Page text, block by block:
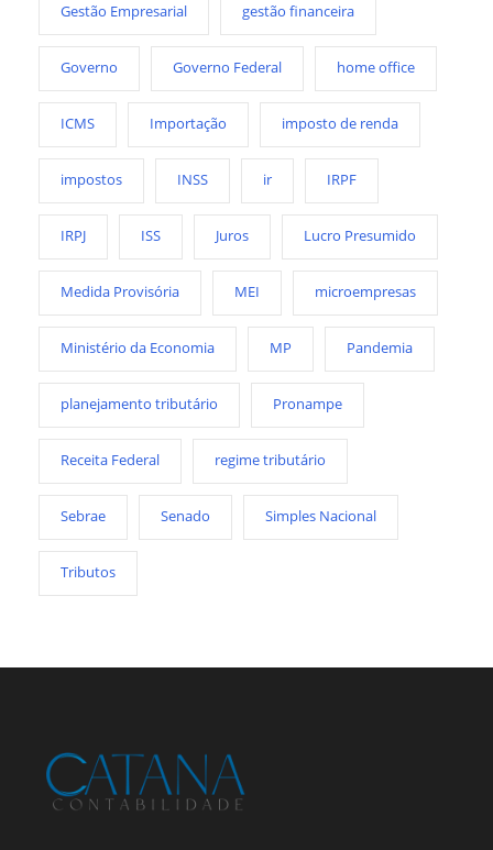
Gestão Empresarial gestão financeira
Governo Governo Federal home office
ICMS Importação imposto de renda
impostos INSS ir IRPF
IRPJ ISS Juros Lucro Presumido
Medida Provisória MEI microempresas
Ministério da Economia MP Pandemia
planejamento tributário Pronampe
Receita Federal regime tributário
Sebrae Senado Simples Nacional
Tributos